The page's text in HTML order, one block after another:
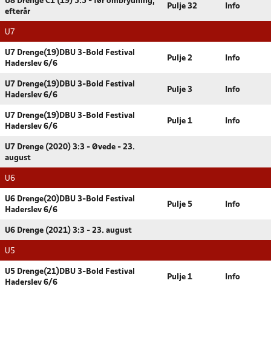
efterår
Pulje 32 Info
U7
U7 Drenge(19)DBU 3-Bold Festival
Haderslev 6/6
Pulje 2 Info
U7 Drenge(19)DBU 3-Bold Festival
Haderslev 6/6
Pulje 3 Info
U7 Drenge(19)DBU 3-Bold Festival
Haderslev 6/6
Pulje 1 Info
U7 Drenge (2020) 3:3 - Øvede - 23.
august
U6
U6 Drenge(20)DBU 3-Bold Festival
Haderslev 6/6
Pulje 5 Info
U6 Drenge (2021) 3:3 - 23. august
U5
U5 Drenge(21)DBU 3-Bold Festival
Haderslev 6/6
Pulje 1 Info